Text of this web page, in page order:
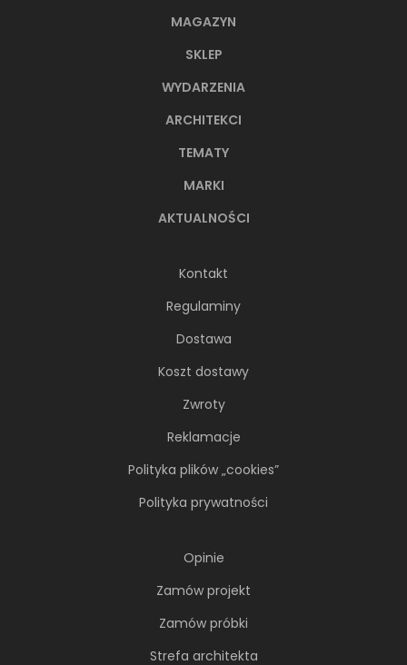
MAGAZYN
SKLEP
WYDARZENIA
ARCHITEKCI
TEMATY
MARKI
AKTUALNOŚCI
Kontakt
Regulaminy
Dostawa
Koszt dostawy
Zwroty
Reklamacje
Polityka plików „cookies”
Polityka prywatności
Opinie
Zamów projekt
Zamów próbki
Strefa architekta